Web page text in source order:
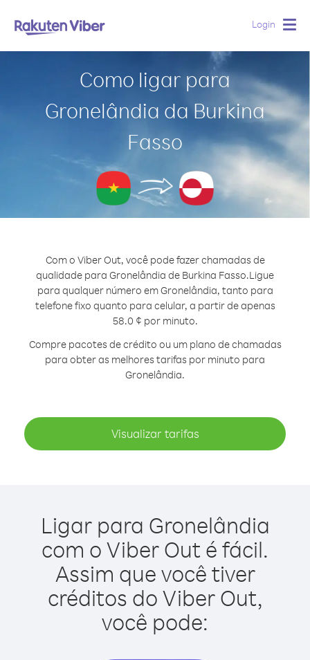
Login
Como ligar para
Gronelândia da Burkina
Fasso
Com o Viber Out, você pode fazer chamadas de
qualidade para Gronelândia de Burkina Fasso.Ligue
para qualquer número em Gronelândia, tanto para
telefone fixo quanto para celular, a partir de apenas
58.0 ¢ por minuto.
Compre pacotes de crédito ou um plano de chamadas
para obter as melhores tarifas por minuto para
Gronelândia.
Visualizar tarifas
Ligar para Gronelândia
com o Viber Out é fácil.
Assim que você tiver
créditos do Viber Out,
você pode: